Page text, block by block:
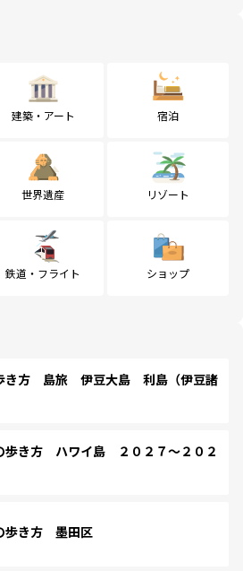
建築・アート 宿泊
世界遺産 リゾート
鉄道・フライト ショップ
き方 島旅 伊豆大島 利島（伊豆諸
き方 ハワイ島 ２０２７～２０２
歩き方 墨田区